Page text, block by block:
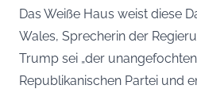
Das Weiße Haus weist diese
Wales, Sprecherin der
Trump sei „der
Republikanischen Partei und